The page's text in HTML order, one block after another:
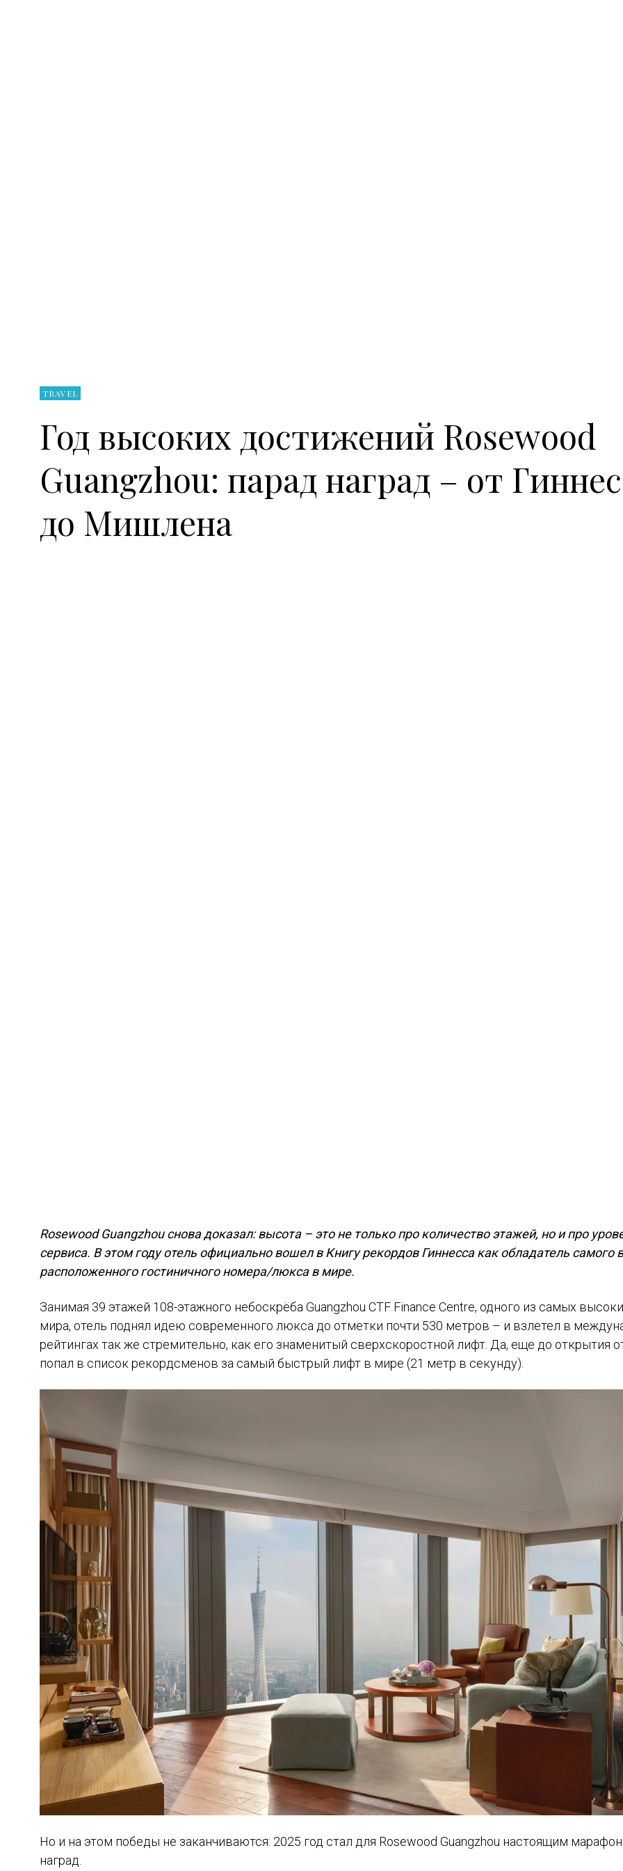
TRAVEL
Год высоких достижений Rosewood
Guangzhou: парад наград – от
до Мишлена
Rosewood Guangzhou снова доказал: высота – это не только про количество этажей, но и про
сервиса. В этом году отель официально вошел в Книгу рекордов Гиннесса как обладатель самого
расположенного гостиничного номера/люкса в мире.
Занимая 39 этажей 108-этажного небоскрёба Guangzhou CTF Finance Centre, одного из самых
мира, отель поднял идею современного люкса до отметки почти 530 метров – и взлетел в
рейтингах так же стремительно, как его знаменитый сверхскоростной лифт. Да, еще до открытия
попал в список рекордсменов за самый быстрый лифт в мире (21 метр в секунду).
Но и на этом победы не заканчиваются: 2025 год стал для Rosewood Guangzhou настоящим
наград.